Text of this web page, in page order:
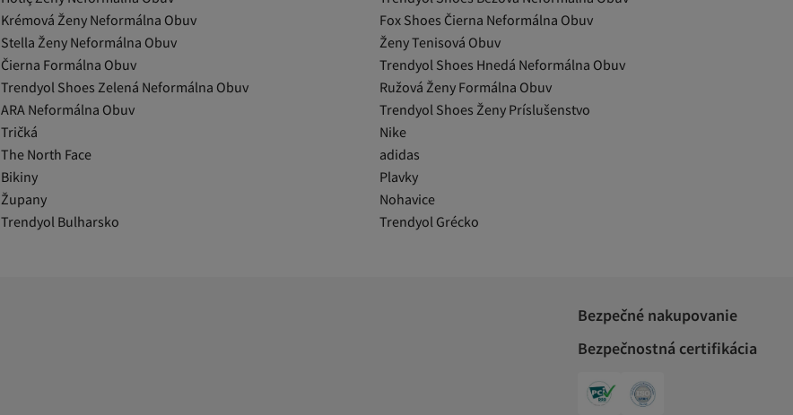
Krémová Ženy Neformálna Obuv
Fox Shoes Čierna Neformálna Obuv
Stella Ženy Neformálna Obuv
Ženy Tenisová Obuv
Čierna Formálna Obuv
Trendyol Shoes Hnedá Neformálna Obuv
Trendyol Shoes Zelená Neformálna Obuv
Ružová Ženy Formálna Obuv
ARA Neformálna Obuv
Trendyol Shoes Ženy Príslušenstvo
Tričká
Nike
The North Face
adidas
Bikiny
Plavky
Župany
Nohavice
Trendyol Bulharsko
Trendyol Grécko
Bezpečné nakupovanie
Bezpečnostná certifikácia